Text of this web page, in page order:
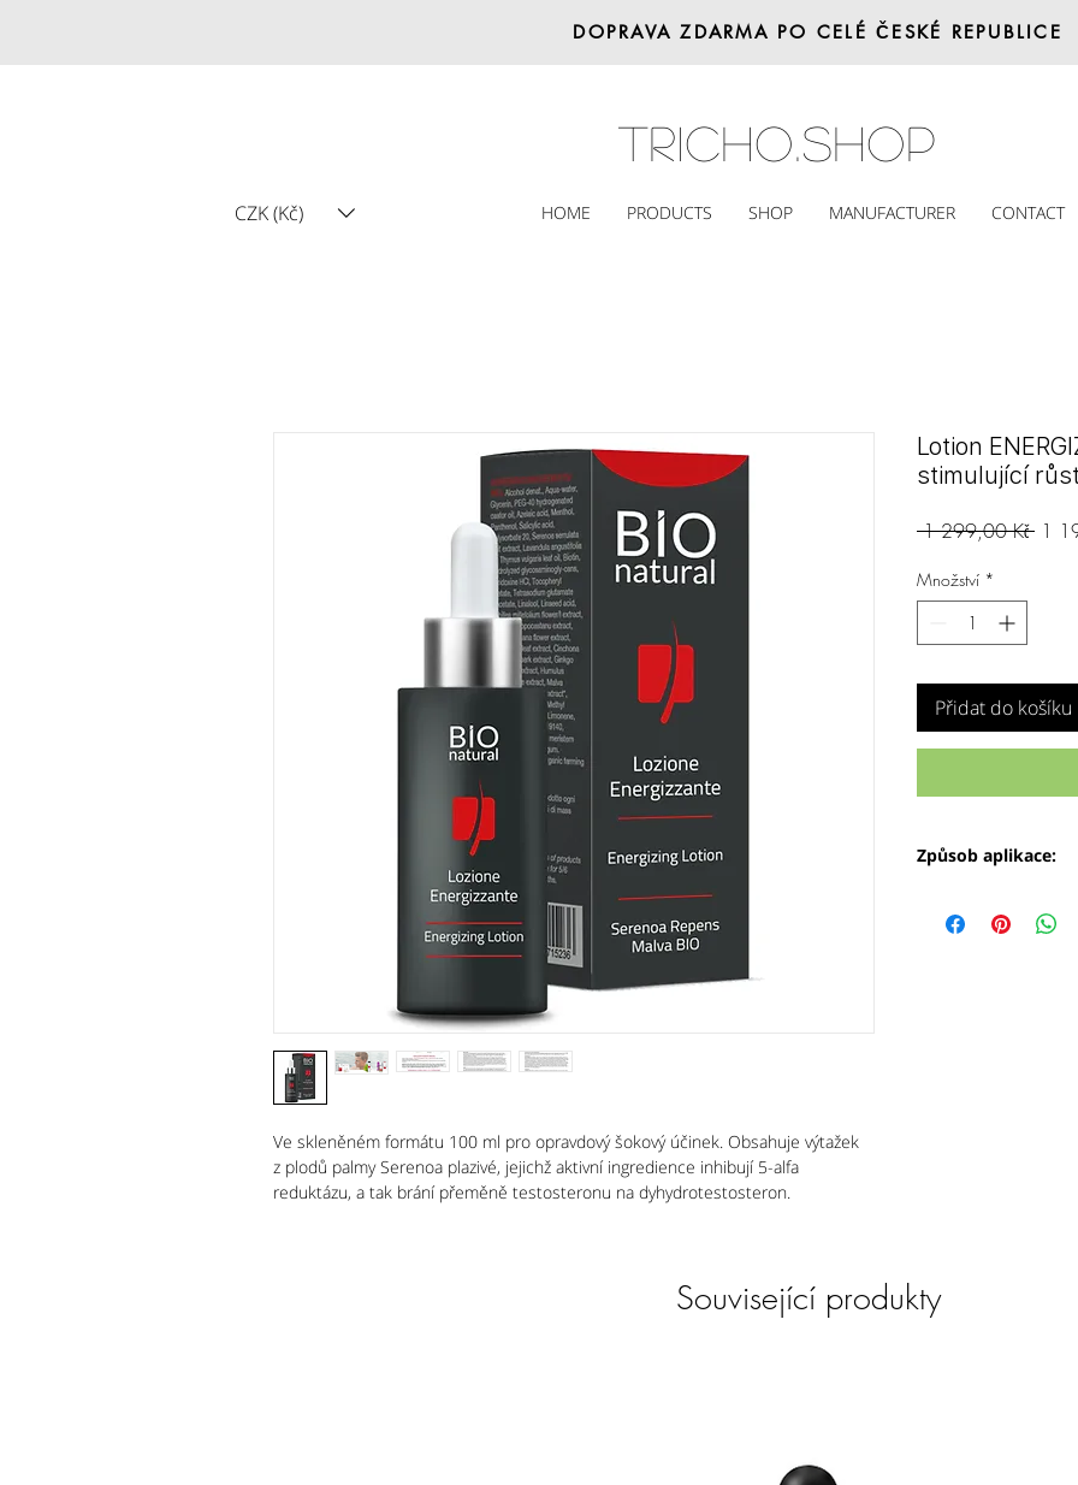
DOPRAVA ZDARMA PO CELÉ ČESKÉ REPUBLICE
Tricho.shop
CZK (Kč) HOME PRODUCTS SHOP MANUFACTURER CONTACT
Ve skleněném formátu 100 ml pro opravdový šokový účinek. Obsahuje výtažek
z plodů palmy Serenoa plazivé, jejichž aktivní ingredience inhibují 5-alfa
reduktázu, a tak brání přeměně testosteronu na dyhydrotestosteron.
Lotion
stimulující
1 299,00 Kč 1
Množství *
Přidat do košíku
Způsob aplikace:
celou vlasovou část
Související produkty